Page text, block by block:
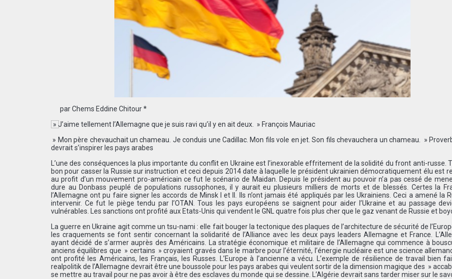
par Chems Eddine Chitour *
» J’aime tellement l’Allemagne que je suis ravi qu’il y en ait deux. » François Mauriac
» Mon père chevauchait un chameau. Je conduis une Cadillac. Mon fils vole en jet. Son fils chevauchera un chameau. »
devrait s’inspirer les pays arabes
L’une des conséquences la plus importante du conflit en Ukraine est l’inexorable effritement de la solidité du front anti-russe.
bon pour casser la Russie sur instruction et ceci depuis 2014 date à laquelle le président ukrainien démocratiquement élu est
au profit d’un mouvement pro-américain ce fut le scénario de Maidan. Depuis le président au pouvoir n’a pas cessé de
dure au Donbass peuplé de populations russophones, il y aurait eu plusieurs milliers de morts et de blessés. Certes la
l’Allemagne ont pu faire signer les accords de Minsk I et II. Ils n’ont jamais été appliqués par les Ukrainiens. Ceci a amené la
intervenir. Ce fut le piège tendu par l’OTAN. Tous les pays européens se saignent pour aider l’Ukraine et au passage
vulnérables. Les sanctions ont profité aux Etats-Unis qui vendent le GNL quatre fois plus cher que le gaz venant de Russie et
La guerre en Ukraine agit comme un tsu-nami : elle fait bouger la tectonique des plaques de l’architecture de sécurité de
les craquements se font sentir concernant la solidarité de l’Alliance avec les deux pays leaders Allemagne et France.
ayant décidé de s’armer auprès des Américains. La stratégie économique et militaire de l’Allemagne qui commence à
anciens équilibres que » certains » croyaient gravés dans le marbre pour l’éternité, l’énergie nucléaire est une science
ont profité les Américains, les Français, les Russes. L’Europe à l’ancienne a vécu. L’exemple de résilience de travail bien
realpolitik de l’Allemagne devrait être une boussole pour les pays arabes qui veulent sortir de la dimension magique des »
se mettre au travail pour ne pas avoir à être des esclaves du monde qui se dessine. L’Algérie devrait sans tarder miser sur le